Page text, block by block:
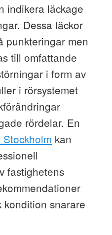
indikera läckage
Dessa läckor
punkteringar men
till omfattande
i form av
i rörsystemet
rördelar. En
kan
fastighetens
kondition snarare